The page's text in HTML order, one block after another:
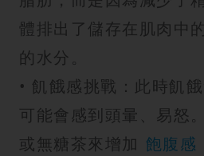
體排出了儲存在肌肉中
的水分。
• 飢餓感挑戰：此時飢
可能會感到頭暈、易怒
或無糖茶來增加 飽腹感